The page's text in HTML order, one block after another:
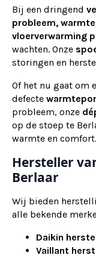
Bij een dringend
probleem,
vloerverwarming
wachten. Onze
storingen en
Of het nu gaat om
defecte
probleem, onze
op de stoep te
warmte en comfort.
Hersteller
Berlaar
Wij bieden
alle bekende
Daikin
Vaillant